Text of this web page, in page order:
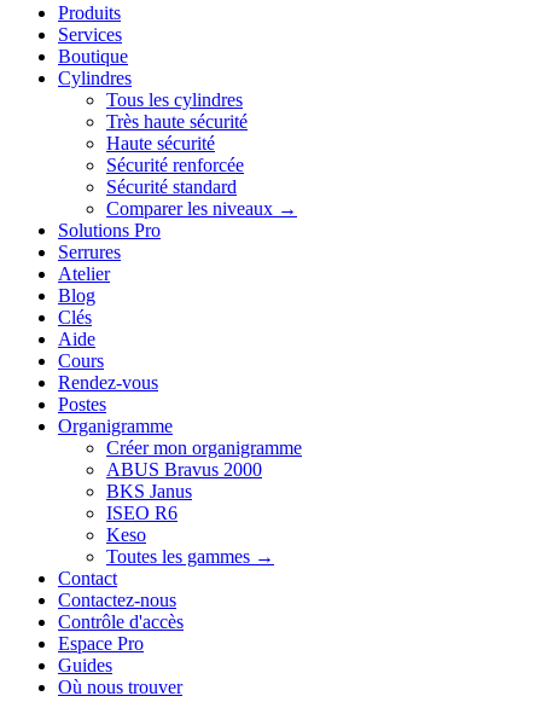
Produits
Services
Boutique
Cylindres
Tous les cylindres
Très haute sécurité
Haute sécurité
Sécurité renforcée
Sécurité standard
Comparer les niveaux →
Solutions Pro
Serrures
Atelier
Blog
Clés
Aide
Cours
Rendez-vous
Postes
Organigramme
Créer mon organigramme
ABUS Bravus 2000
BKS Janus
ISEO R6
Keso
Toutes les gammes →
Contact
Contactez-nous
Contrôle d'accès
Espace Pro
Guides
Où nous trouver